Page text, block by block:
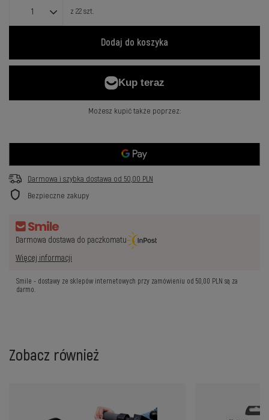
z 22szt.
Dodaj do koszyka
Możesz kupić także poprzez:
Darmowa i szybka dostawa od 50,00 PLN
Bezpieczne zakupy
Darmowa dostawa do paczkomatu
Więcej informacji
Smile - dostawy ze sklepów internetowych przy zamówieniu od50,00 PLN są za
darmo.
Zobacz również